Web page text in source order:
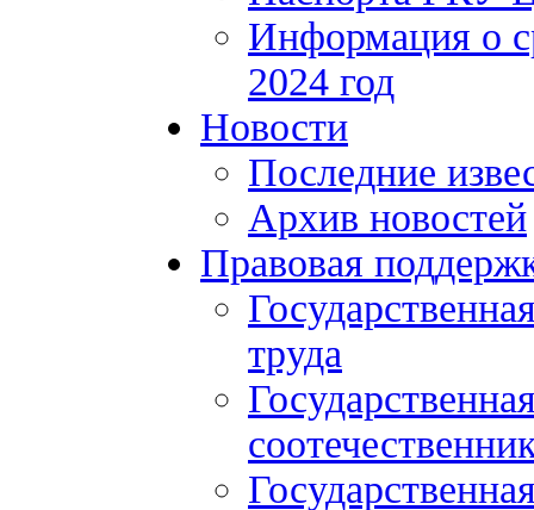
Информация о
2024 год
Новости
Последние
Архив новостей
Правовая
труда